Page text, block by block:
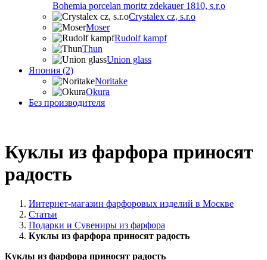
Bohemia porcelan moritz zdekauer 1810, s.r.o
Crystalex cz, s.r.o
Moser
Rudolf kampf
Thun
Union glass
Япония (2)
Noritake
Okura
Без производителя
Куклы из фарфора приносят
радость
Интернет-магазин фарфоровых изделий в Москве
Статьи
Подарки и Сувениры из фарфора
Куклы из фарфора приносят радость
Куклы из фарфора приносят радость